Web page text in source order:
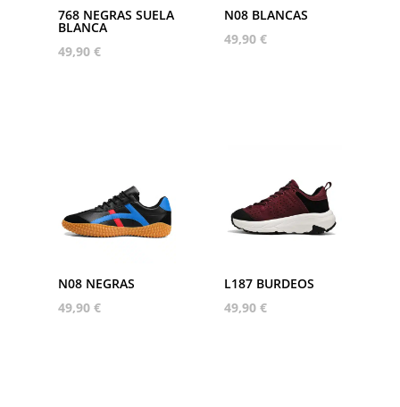
768 NEGRAS SUELA
BLANCA
49,90 €
N08 BLANCAS
49,90€
N08 NEGRAS
49,90 €
L187 BURDEOS
49,90€